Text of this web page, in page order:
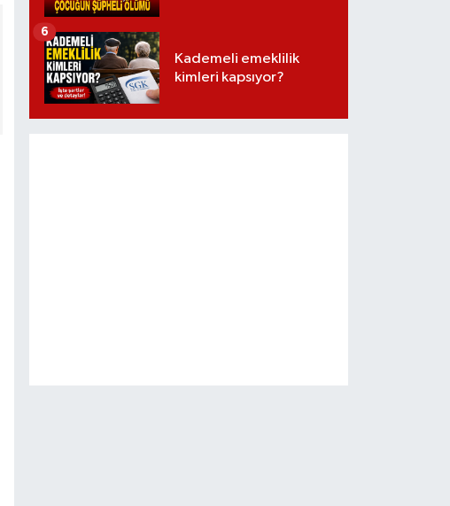
Kademeli emeklilik
kimleri kapsıyor?
6